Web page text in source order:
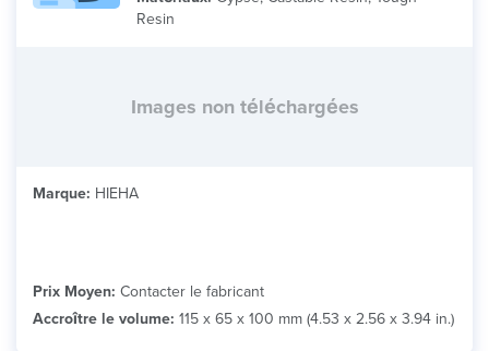
Resin
Images non téléchargées
Marque: HIEHA
Prix Moyen: Contacter le fabricant
Accroître le volume: 115 x 65 x 100 mm (4.53 x 2.56 x 3.94 in.)